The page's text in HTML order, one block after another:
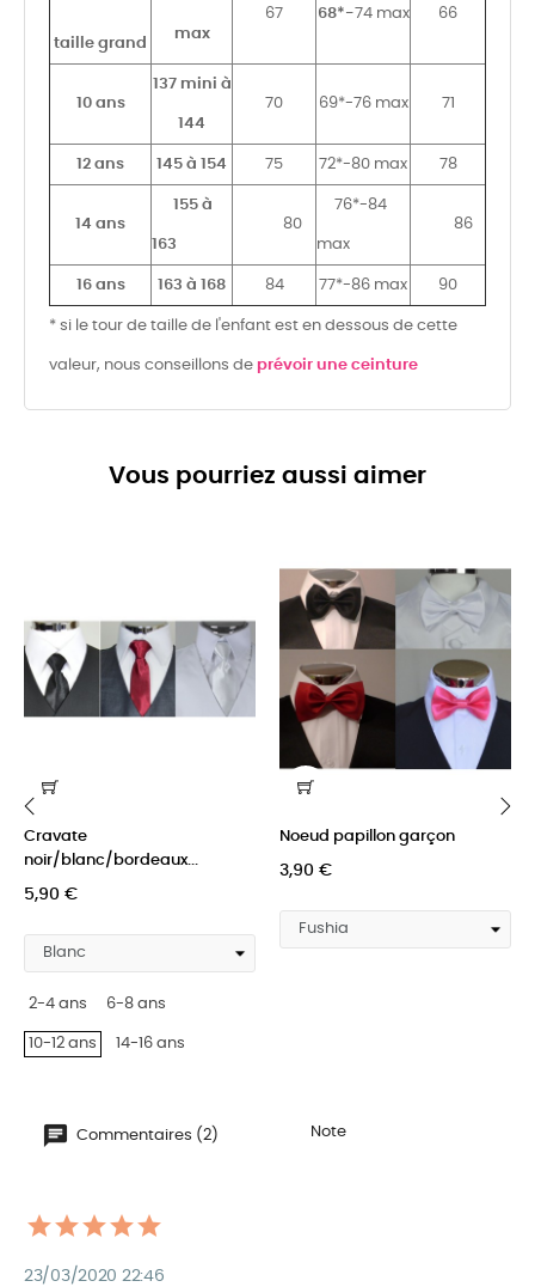
taille grand
max
67 68*-74 max 66
10 ans
137 mini à
144
70 69*-76 max 71
12 ans 145 à 154 75 72*-80 max 78
14 ans
155 à
163
80
76*-84
max
86
16 ans 163 à 168 84 77*-86 max 90
* si le tour de taille de l'enfant est en dessous de cette
valeur, nous conseillons de prévoir une ceinture
Vous pourriez aussi aimer
Cravate
noir/blanc/bordeaux...
5,90 €
2-4 ans 6-8 ans
10-12 ans 14-16 ans
Noeud papillon garçon
3,90 €
‹
Commentaires (2) Note
23/03/2020 22:46